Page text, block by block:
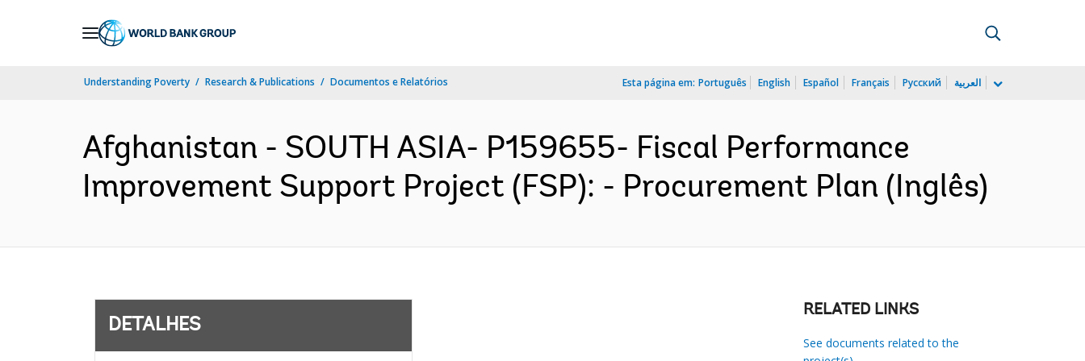
Understanding Poverty Research & Publications Documentos e Relatórios Esta página em: Português English Español Français Русский العربية
Afghanistan - SOUTH ASIA- P159655- Fiscal Performance
Improvement Support Project (FSP): - Procurement Plan (Inglês)
DETALHES
RELATED LINKS
See documents related to the